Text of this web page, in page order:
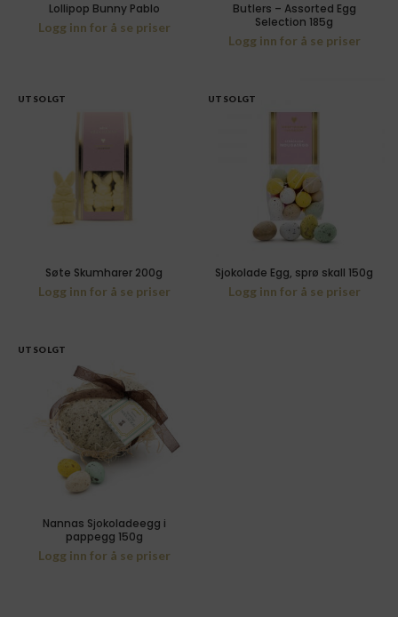
Lollipop Bunny Pablo
Logg inn for å se priser
Butlers – Assorted Egg
Selection 185g
Logg inn for å se priser
UTSOLGT
Søte Skumharer 200g
Logg inn for å se priser
UTSOLGT
Sjokolade Egg, sprø skall 150g
Logg inn for å se priser
UTSOLGT
Nannas Sjokoladeegg i
pappegg 150g
Logg inn for å se priser